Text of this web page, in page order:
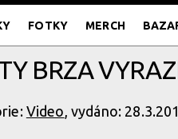
FOTKY MERCH
BRZA
Video, vydáno: